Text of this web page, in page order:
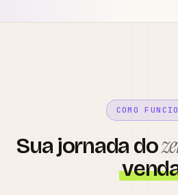
COMO
Sua jornada do